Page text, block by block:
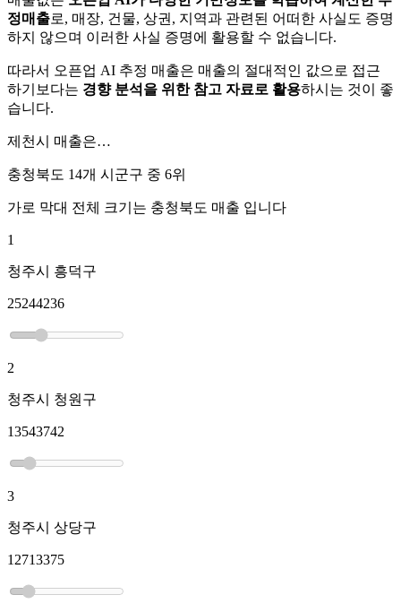
정매출로, 매장, 건물, 상권, 지역과 관련된 어떠한 사실도 증명
하지 않으며 이러한 사실 증명에 활용할 수 없습니다.
따라서 오픈업 AI 추정 매출은 매출의 절대적인 값으로 접근
하기보다는 경향 분석을 위한 참고 자료로 활용하시는 것이 좋
습니다.
제천시 매출은…
충청북도 14개 시군구 중 6위
가로 막대 전체 크기는 충청북도 매출 입니다
1
청주시 흥덕구
25244236
2
청주시 청원구
13543742
3
청주시 상당구
12713375